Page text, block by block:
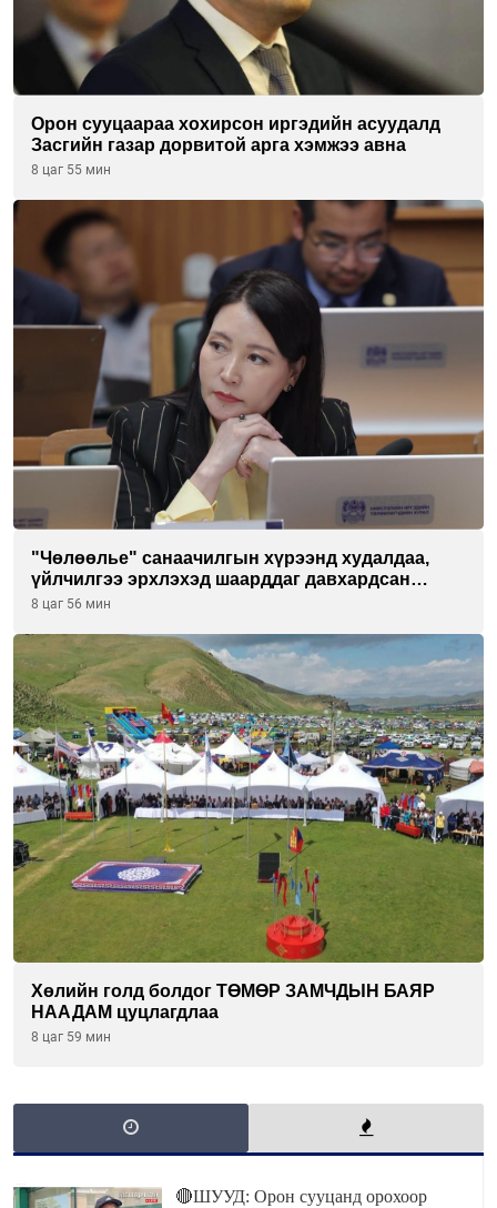
Орон сууцаараа хохирсон иргэдийн асуудалд
Засгийн газар дорвитой арга хэмжээ авна
8 цаг 55 мин
"Чөлөөлье" санаачилгын хүрээнд худалдаа,
үйлчилгээ эрхлэхэд шаарддаг давхардсан
бүртгэлийг хүчингүй болгох тогтоолын төслийг
8 цаг 56 мин
Хөлийн голд болдог ТӨМӨР ЗАМЧДЫН БАЯР
НААДАМ цуцлагдлаа
8 цаг 59 мин
🔴ШУУД: Орон сууцанд орохоор